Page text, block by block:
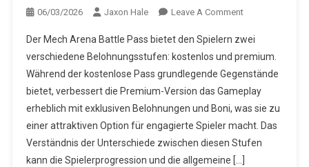
06/03/2026 Jaxon Hale Leave A CommentOn
Arena
Battle
Pass:
Vergleich
Von
Kostenlosen
Und
Premium-
Der Mech Arena Battle Pass bietet den Spielern zwei
verschiedene Belohnungsstufen: kostenlos und premium.
Während der kostenlose Pass grundlegende Gegenstände
bietet, verbessert die Premium-Version das Gameplay
erheblich mit exklusiven Belohnungen und Boni, was sie zu
einer attraktiven Option für engagierte Spieler macht. Das
Verständnis der Unterschiede zwischen diesen Stufen
kann die Spielerprogression und die allgemeine […]